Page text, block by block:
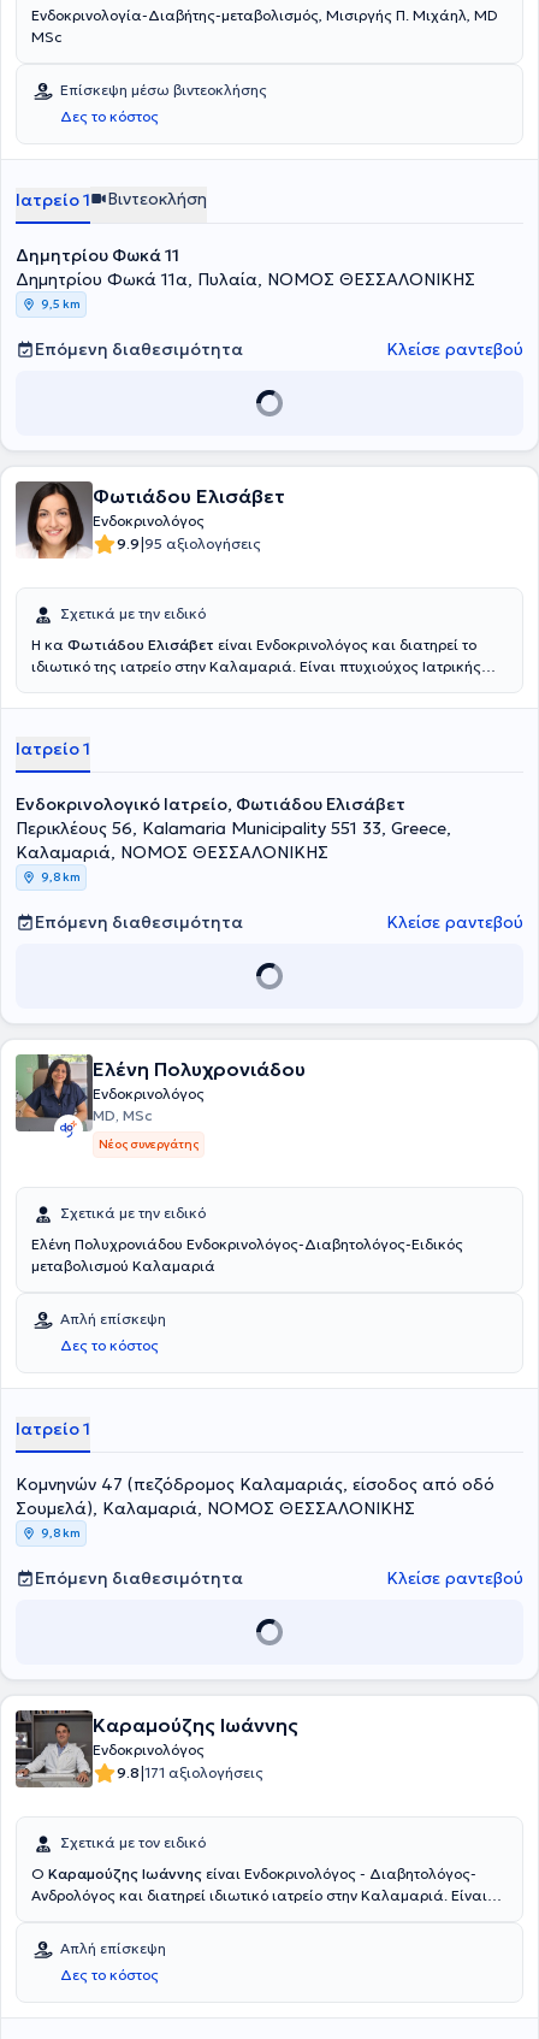
Ενδοκρινολογία-Διαβήτης-μεταβολισμός, Μισιργής Π. Μιχάηλ, MD
MSc
Επίσκεψη μέσω βιντεοκλήσης
Δες το κόστος
Ιατρείο 1 Βιντεοκλήση
Δημητρίου Φωκά 11
Δημητρίου Φωκά 11α, Πυλαία, ΝΟΜΟΣ ΘΕΣΣΑΛΟΝΙΚΗΣ
9,5 km
Επόμενη διαθεσιμότητα Κλείσε ραντεβού
Φωτιάδου Ελισάβετ
Ενδοκρινολόγος
9.9|95 αξιολογήσεις
Σχετικά με την ειδικό
H κα Φωτιάδου Ελισάβετ είναι Ενδοκρινολόγος και διατηρεί το
ιδιωτικό της ιατρείο στην Καλαμαριά. Είναι πτυχιούχος Ιατρικής
έχει ολοκληρώσει Μεταπτυχιακές Σπουδές στο Πανεπιστήμιο
Ενδοκρινολογική Κλινική του Ruhr-Universität Bochum ενώ
ακολούθως διετέλεσε Ενδοκρινολόγος-Διαβητολόγος στο
Ενδοκρινολογικό κέντρο Medicover Charlottenburg-Berlin. Στο
ιδιωτικό της ιατρείο αναλαμβάνει πλήθος περιστατικών έχοντας
στο επίκεντρο την καλύτερη δυνατή εξυπηρέτηση των
εξατομικευμένων αναγκών κάθε ασθενή που αναλαμβάνει.
Ιατρείο 1
Ενδοκρινολογικό Ιατρείο, Φωτιάδου Ελισάβετ
Περικλέους 56, Kalamaria Municipality 551 33, Greece,
Καλαμαριά, ΝΟΜΟΣ ΘΕΣΣΑΛΟΝΙΚΗΣ
9,8 km
Επόμενη διαθεσιμότητα Κλείσε ραντεβού
Ελένη Πολυχρονιάδου
Ενδοκρινολόγος
MD, MSc
Νέος συνεργάτης
Σχετικά με την ειδικό
Ελένη Πολυχρονιάδου Ενδοκρινολόγος-Διαβητολόγος-Ειδικός
μεταβολισμού Καλαμαριά
Απλή επίσκεψη
Δες το κόστος
Ιατρείο 1
Κομνηνών 47 (πεζόδρομος Καλαμαριάς, είσοδος από οδό
Σουμελά), Καλαμαριά, ΝΟΜΟΣ ΘΕΣΣΑΛΟΝΙΚΗΣ
9,8 km
Επόμενη διαθεσιμότητα Κλείσε ραντεβού
Καραμούζης Ιωάννης
Ενδοκρινολόγος
9.8|171 αξιολογήσεις
Σχετικά με τον ειδικό
Ο Καραμούζης Ιωάννης είναι Ενδοκρινολόγος - Διαβητολόγος-
Ανδρολόγος και διατηρεί ιδιωτικό ιατρείο στην Καλαμαριά. Είναι
Θεσσαλονίκης και είναι Διδάκτωρ του ίδιου ιδρύματος. Ειδικεύτηκε
στην ενδοκρινολογία, το σακχαρώδη διαβήτη και το μεταβολισμό
στο Πανεπιστημιακό Νοσοκομείο "San Giovani Batista" του Τορίνο
στην Ιταλία. ΄Άσκησε 4ετή μεταδιδακτορική έρευνα στην
Απλή επίσκεψη
Δες το κόστος